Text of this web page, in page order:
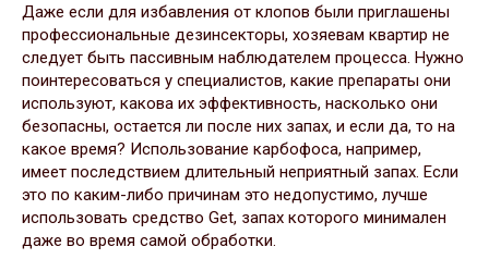
Даже если для избавления от клопов были приглашены
профессиональные дезинсекторы, хозяевам квартир не
следует быть пассивным наблюдателем процесса. Нужно
поинтересоваться у специалистов, какие препараты они
используют, какова их эффективность, насколько они
безопасны, остается ли после них запах, и если да, то на
какое время? Использование карбофоса, например,
имеет последствием длительный неприятный запах. Если
это по каким-либо причинам это недопустимо, лучше
использовать средство Get, запах которого минимален
даже во время самой обработки.